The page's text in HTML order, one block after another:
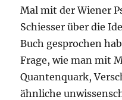
Mal mit der Wiener
Schiesser über die
Buch gesprochen
Frage, wie man mit
Quantenquark,
ähnliche